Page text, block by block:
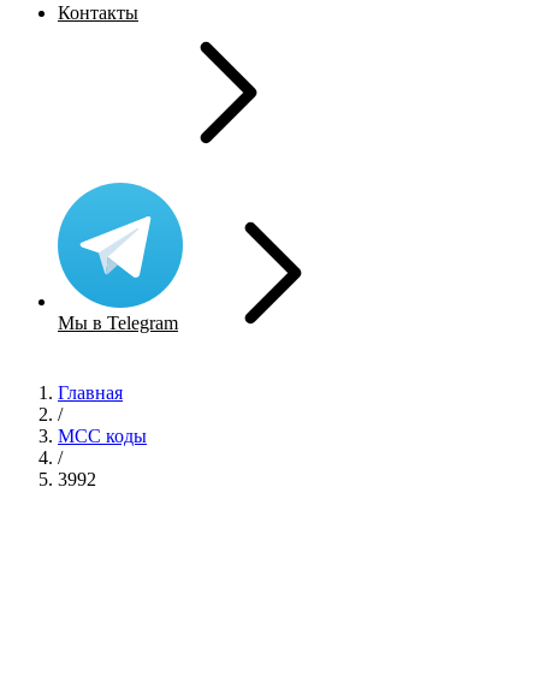
Контакты
Мы в Telegram
Главная
/
MCC коды
/
3992